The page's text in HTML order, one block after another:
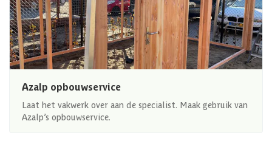
Azalp opbouwservice
Laat het vakwerk over aan de specialist. Maak gebruik van
Azalp’s opbouwservice.